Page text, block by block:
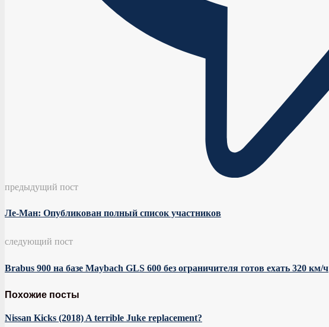
предыдущий пост
Ле-Ман: Опубликован полный список участников
следующий пост
Brabus 900 на базе Maybach GLS 600 без ограничителя готов ехать 320 км/ч
Похожие посты
Nissan Kicks (2018) A terrible Juke replacement?